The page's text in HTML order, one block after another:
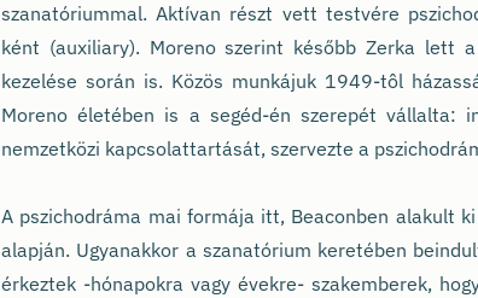
szanatóriummal. Aktívan részt vett testvére
ként (auxiliary). Moreno szerint később Zerka lett
kezelése során is. Közös munkájuk 1949-tôl
Moreno életében is a segéd-én szerepét vállalta:
nemzetközi kapcsolattartását, szervezte a
A pszichodráma mai formája itt, Beaconben alakult
alapján. Ugyanakkor a szanatórium keretében
érkeztek -hónapokra vagy évekre- szakemberek,